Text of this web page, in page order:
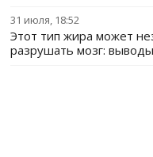
31 июля, 18:52
Этот тип жира может
разрушать мозг: